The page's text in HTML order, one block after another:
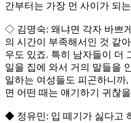
간부터는 가장 먼 사이가 되
◇ 김명숙: 왜냐면 각자 바쁘
의 시간이 부족해서인 것 같
우도 있죠. 특히 남자들이 더
일을 집에 와서 거의 말들을
일하는 여성들도 피곤하니까
면 어떤 때는 얘기하기 귀찮
◆ 정유민: 입 떼기가 싫다고